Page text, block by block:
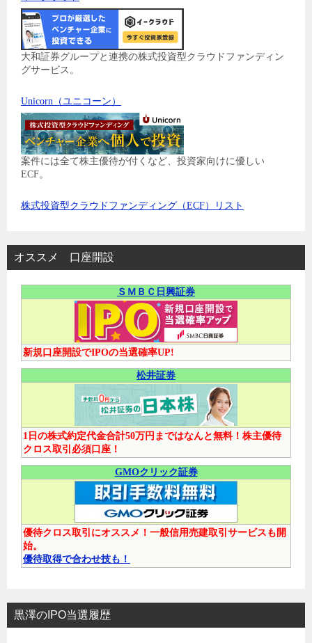
大和証券グループと連携の株式投資型クラウドファンディン
グサービス。
Unicorn（ユニコーン）
案件には全て株主優待が付くなど、投資家向けに優しい
ECF。
株式投資型クラウドファンディング（ECF）リスト
オススメ 口座開設
ＳＭＢＣ日興証券
新規口座開設でIPOの当選確率UP!
松井証券
1日の株式約定代金合計50万円まではなんと無料！株主優待
クロス取引必須口座！
GMOクリック証券
優待クロス取引にオススメ！一般信用売建取引サービスも開
始。
優待取得で合わせ技も！
黒澤のIPO当選履歴